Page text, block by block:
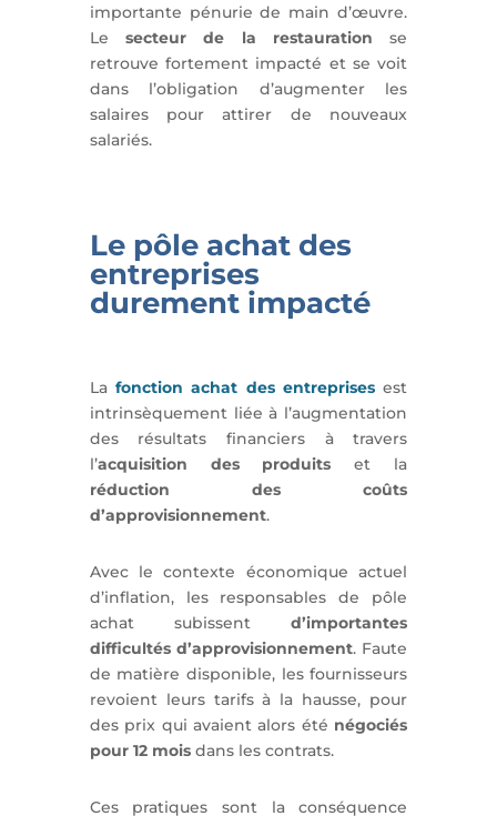
importante pénurie de main d’œuvre.
Le secteur de la restauration se
retrouve fortement impacté et se voit
dans l’obligation d’augmenter les
salaires pour attirer de nouveaux
salariés.
Le pôle achat des
entreprises
durement impacté
La fonction achat des entreprises est
intrinsèquement liée à l’augmentation
des résultats financiers à travers
l’acquisition des produits et la
réduction des coûts
d’approvisionnement.
Avec le contexte économique actuel
d’inflation, les responsables de pôle
achat subissentd’importantes
difficultés d’approvisionnement. Faute
de matière disponible, les fournisseurs
revoient leurs tarifs à la hausse, pour
des prix qui avaient alors été négociés
pour 12 moisdans les contrats.
Ces pratiques sont la conséquence